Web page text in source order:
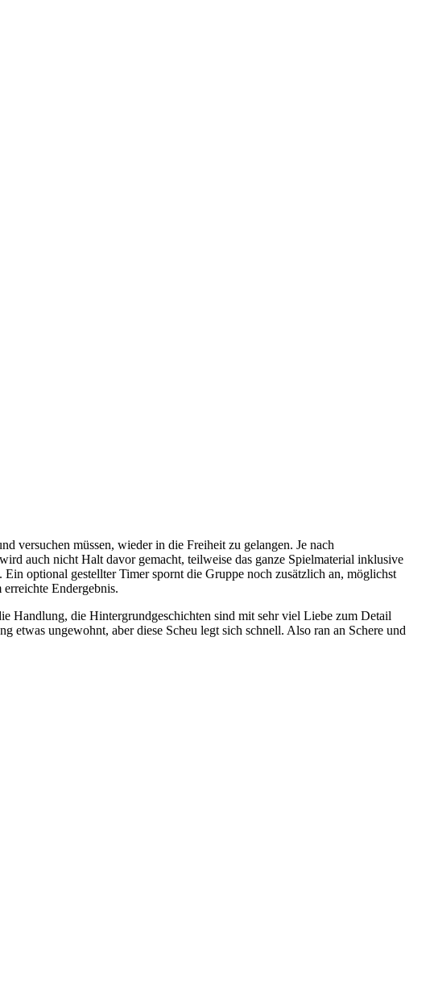
versuchen müssen, wieder in die Freiheit zu gelangen. Je nach
auch nicht Halt davor gemacht, teilweise das ganze Spielmaterial inklusive
optional gestellter Timer spornt die Gruppe noch zusätzlich an, möglichst
Endergebnis.
Handlung, die Hintergrundgeschichten sind mit sehr viel Liebe zum Detail
etwas ungewohnt, aber diese Scheu legt sich schnell. Also ran an Schere und